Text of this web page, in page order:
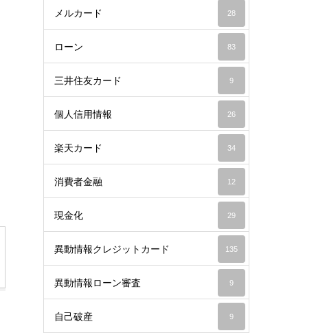
メルカード 28
ローン 83
三井住友カード 9
個人信用情報 26
楽天カード 34
消費者金融 12
現金化 29
異動情報クレジットカード 135
異動情報ローン審査 9
自己破産 9